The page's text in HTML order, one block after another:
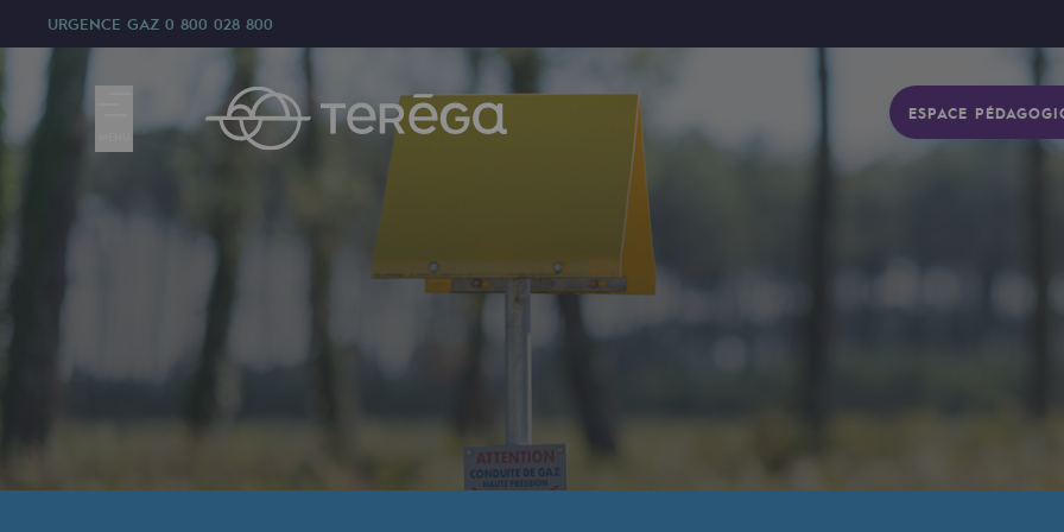
URGENCE GAZ 0 800 028 800
ESPACE
Nous sommes
Teréga
Teréga
Accélérateur de la transition énergétique